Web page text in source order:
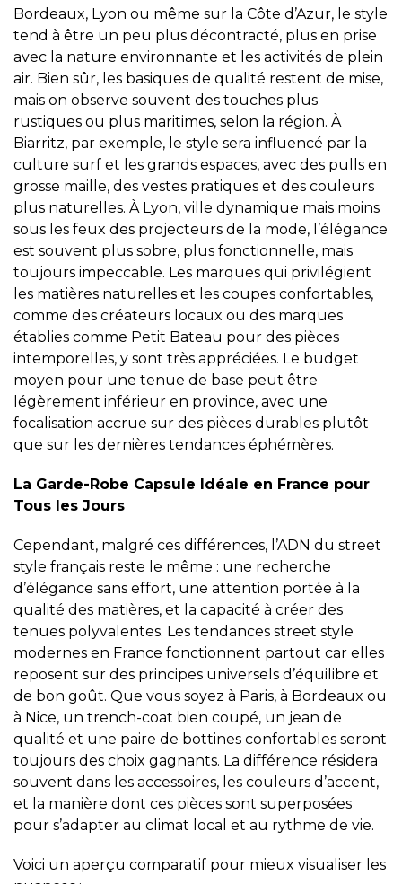
Bordeaux, Lyon ou même sur la Côte d’Azur, le style
tend à être un peu plus décontracté, plus en prise
avec la nature environnante et les activités de plein
air. Bien sûr, les basiques de qualité restent de mise,
mais on observe souvent des touches plus
rustiques ou plus maritimes, selon la région. À
Biarritz, par exemple, le style sera influencé par la
culture surf et les grands espaces, avec des pulls en
grosse maille, des vestes pratiques et des couleurs
plus naturelles. À Lyon, ville dynamique mais moins
sous les feux des projecteurs de la mode, l’élégance
est souvent plus sobre, plus fonctionnelle, mais
toujours impeccable. Les marques qui privilégient
les matières naturelles et les coupes confortables,
comme des créateurs locaux ou des marques
établies comme Petit Bateau pour des pièces
intemporelles, y sont très appréciées. Le budget
moyen pour une tenue de base peut être
légèrement inférieur en province, avec une
focalisation accrue sur des pièces durables plutôt
que sur les dernières tendances éphémères.
La Garde-Robe Capsule Idéale en France pour
Tous les Jours
Cependant, malgré ces différences, l’ADN du street
style français reste le même : une recherche
d’élégance sans effort, une attention portée à la
qualité des matières, et la capacité à créer des
tenues polyvalentes. Les tendances street style
modernes en France fonctionnent partout car elles
reposent sur des principes universels d’équilibre et
de bon goût. Que vous soyez à Paris, à Bordeaux ou
à Nice, un trench-coat bien coupé, un jean de
qualité et une paire de bottines confortables seront
toujours des choix gagnants. La différence résidera
souvent dans les accessoires, les couleurs d’accent,
et la manière dont ces pièces sont superposées
pour s’adapter au climat local et au rythme de vie.
Voici un aperçu comparatif pour mieux visualiser les